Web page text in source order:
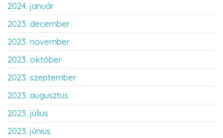
2024. január
2023. december
2023. november
2023. október
2023. szeptember
2023. augusztus
2023. július
2023. június